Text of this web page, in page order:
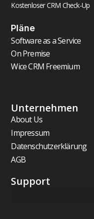
Kostenloser CRM Check-Up
Pläne
Software as a Service
On Premise
Wice CRM Freemium
Unternehmen
About Us
Impressum
Datenschutzerklärung
AGB
Support